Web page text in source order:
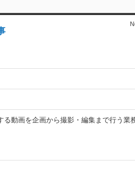
動画を企画から撮影・編集まで行う業